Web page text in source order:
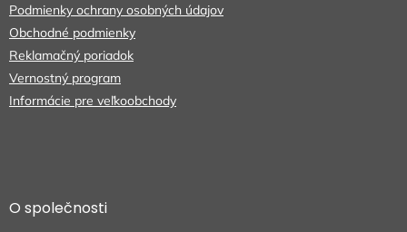
ePodmienky ochrany osobných údajov
Obchodné podmienky
Reklamačný poriadok
Vernostný program
Informácie pre veľkoobchody
O společnosti